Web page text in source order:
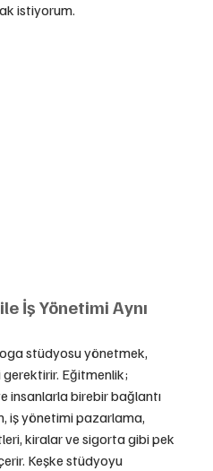
istiyorum.
İş Yönetimi Aynı
stüdyosu yönetmek,
gerektirir. Eğitmenlik;
insanlarla birebir bağlantı
iş yönetimi pazarlama,
kiralar ve sigorta gibi pek
Keşke stüdyoyu